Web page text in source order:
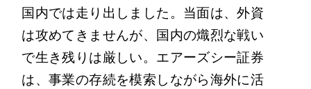
国内では走り出しました。当面は、外資
は攻めてきませんが、国内の熾烈な戦い
で生き残りは厳しい。エアーズシー証券
は、事業の存続を模索しながら海外に活